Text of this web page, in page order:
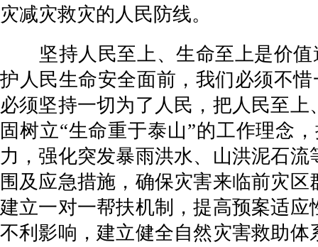
灾减灾救灾的人民防线。
坚持人民至上、生命至上是价值
护人民生命安全面前，我们必须不
必须坚持一切为了人民，把人民至
固树立“生命重于泰山”的工作理念
力，强化突发暴雨洪水、山洪泥石
围及应急措施，确保灾害来临前灾
建立一对一帮扶机制，提高预案适
不利影响，建立健全自然灾害救助